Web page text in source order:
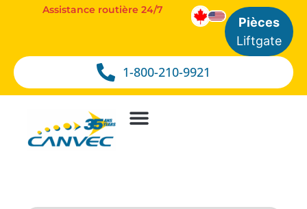
1-800-210-9921
Assistance routière 24/7
Pièces
Liftgate